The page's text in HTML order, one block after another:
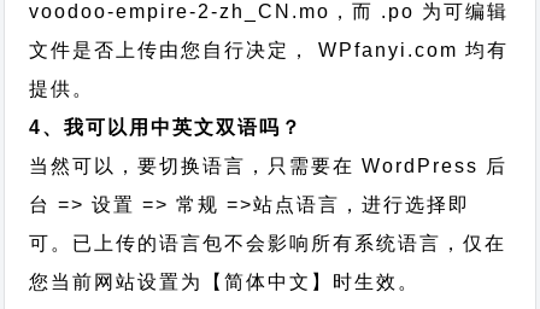
voodoo-empire-2-zh_CN.mo，而 .po 为可编辑
文件是否上传由您自行决定， WPfanyi.com 均有
提供。
4、我可以用中英文双语吗？
当然可以，要切换语言，只需要在 WordPress 后
台 => 设置 => 常规 =>站点语言，进行选择即
可。已上传的语言包不会影响所有系统语言，仅在
您当前网站设置为【简体中文】时生效。